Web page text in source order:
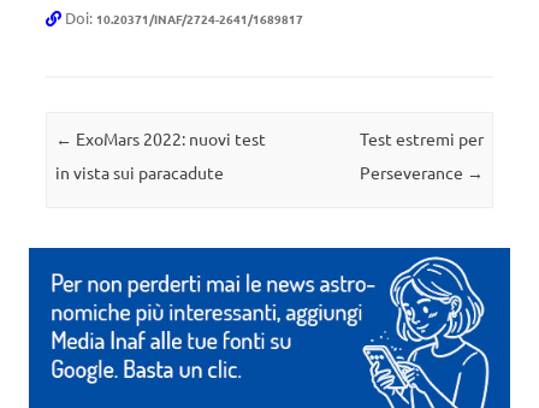
Doi: 10.20371/INAF/2724-2641/1689817
Navigazione articolo
← ExoMars 2022: nuovi test
in vista sui paracadute
Test estremi per
Perseverance →